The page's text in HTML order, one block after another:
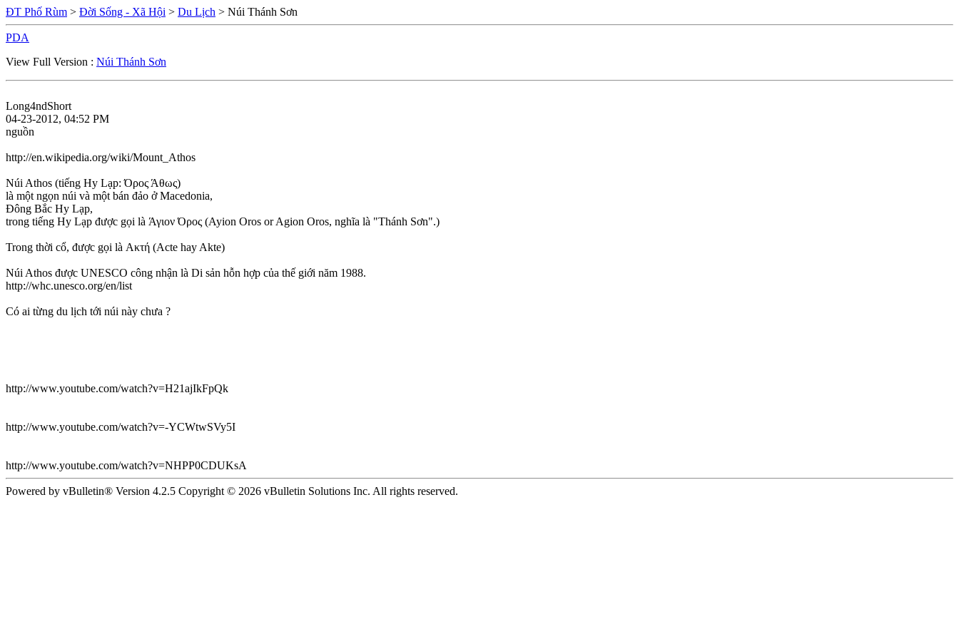
ĐT Phố Rùm > Đời Sống - Xã Hội > Du Lịch > Núi Thánh Sơn
PDA
View Full Version : Núi Thánh Sơn
Long4ndShort
04-23-2012, 04:52 PM
nguồn
http://en.wikipedia.org/wiki/Mount_Athos
Núi Athos (tiếng Hy Lạp: Όρος Άθως)
là một ngọn núi và một bán đảo ở Macedonia,
Đông Bắc Hy Lạp,
trong tiếng Hy Lạp được gọi là Άγιον Όρος (Ayion Oros or Agion Oros, nghĩa là "Thánh Sơn".)
Trong thời cổ, được gọi là Ακτή (Acte hay Akte)
Núi Athos được UNESCO công nhận là Di sản hỗn hợp của thế giới năm 1988.
http://whc.unesco.org/en/list
Có ai từng du lịch tới núi này chưa ?
http://www.youtube.com/watch?v=H21ajIkFpQk
http://www.youtube.com/watch?v=-YCWtwSVy5I
http://www.youtube.com/watch?v=NHPP0CDUKsA
Powered by vBulletin® Version 4.2.5 Copyright © 2026 vBulletin Solutions Inc. All rights reserved.